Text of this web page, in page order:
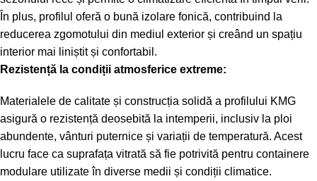
În plus, profilul oferă o bună izolare fonică, contribuind la
reducerea zgomotului din mediul exterior și creând un spațiu
interior mai liniștit și confortabil.
Rezistență la condiții atmosferice extreme:
Materialele de calitate și construcția solidă a profilului KMG
asigură o rezistență deosebită la intemperii, inclusiv la ploi
abundente, vânturi puternice și variații de temperatură. Acest
lucru face ca suprafața vitrată să fie potrivită pentru containere
modulare utilizate în diverse medii și condiții climatice.